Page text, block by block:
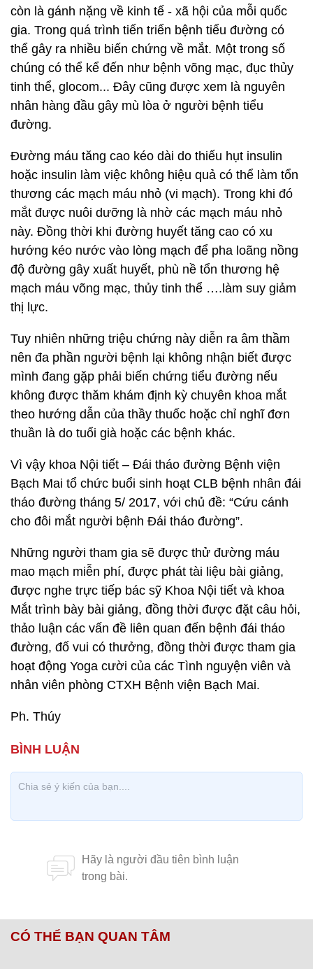
còn là gánh nặng về kinh tế - xã hội của mỗi quốc
gia. Trong quá trình tiến triển bệnh tiểu đường có
thể gây ra nhiều biến chứng về mắt. Một trong số
chúng có thể kể đến như bệnh võng mạc, đục thủy
tinh thể, glocom... Đây cũng được xem là nguyên
nhân hàng đầu gây mù lòa ở người bệnh tiểu
đường.
Đường máu tăng cao kéo dài do thiếu hụt insulin
hoặc insulin làm việc không hiệu quả có thể làm tổn
thương các mạch máu nhỏ (vi mạch). Trong khi đó
mắt được nuôi dưỡng là nhờ các mạch máu nhỏ
này. Đồng thời khi đường huyết tăng cao có xu
hướng kéo nước vào lòng mạch để pha loãng nồng
độ đường gây xuất huyết, phù nề tổn thương hệ
mạch máu võng mạc, thủy tinh thể ….làm suy giảm
thị lực.
Tuy nhiên những triệu chứng này diễn ra âm thầm
nên đa phần người bệnh lại không nhận biết được
mình đang gặp phải biến chứng tiểu đường nếu
không được thăm khám định kỳ chuyên khoa mắt
theo hướng dẫn của thầy thuốc hoặc chỉ nghĩ đơn
thuần là do tuổi già hoặc các bệnh khác.
Vì vậy khoa Nội tiết – Đái tháo đường Bệnh viện
Bạch Mai tổ chức buổi sinh hoạt CLB bệnh nhân đái
tháo đường tháng 5/ 2017, với chủ đề: “Cứu cánh
cho đôi mắt người bệnh Đái tháo đường”.
Những người tham gia sẽ được thử đường máu
mao mạch miễn phí, được phát tài liệu bài giảng,
được nghe trực tiếp bác sỹ Khoa Nội tiết và khoa
Mắt trình bày bài giảng, đồng thời được đặt câu hỏi,
thảo luận các vấn đề liên quan đến bệnh đái tháo
đường, đố vui có thưởng, đồng thời được tham gia
hoạt động Yoga cười của các Tình nguyện viên và
nhân viên phòng CTXH Bệnh viện Bạch Mai.
Ph. Thúy
CÓ THỂ BẠN QUAN TÂM